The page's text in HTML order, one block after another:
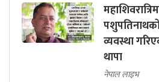
व्यवस्था
थापा
नेपाल लाइभ